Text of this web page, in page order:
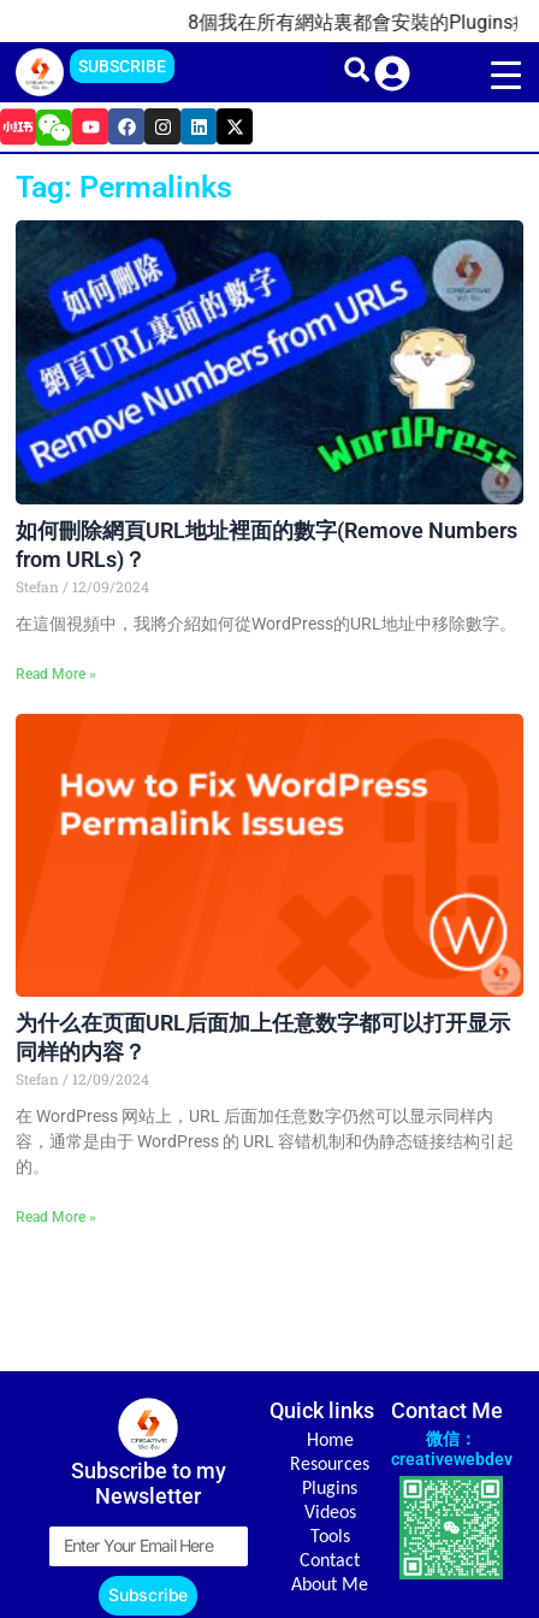
content
8個我在所有網站裏都會安裝的Plugins插
SUBSCRIBE
Y
o
u
u
e
F
a
c
b
o
k
I
n
s
a
r
a
m
L
i
n
k
e
i
X
-
t
t
e
r
Tag: Permalinks
如何刪除網頁URL地址裡面的數字(Remove Numbers
from URLs)？
Stefan
12/09/2024
在這個視頻中，我將介紹如何從WordPress的URL地址中移除數字。
Read More »
为什么在页面URL后面加上任意数字都可以打开显示
同样的内容？
Stefan 12/09/2024
在 WordPress 网站上，URL 后面加任意数字仍然可以显示同样内
容，通常是由于 WordPress 的 URL 容错机制和伪静态链接结构引起
的。
Read More »
Subscribe to my
Newsletter
Email
Subscribe
Quick links
Home
Resources
Plugins
Videos
Tools
Contact
About Me
Contact Me
微信：
creativewebdev